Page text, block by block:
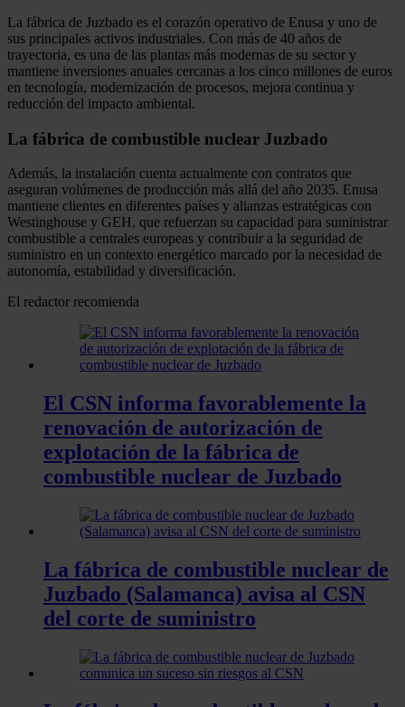
La fábrica de Juzbado es el corazón operativo de Enusa y uno de
sus principales activos industriales. Con más de 40 años de
trayectoria, es una de las plantas más modernas de su sector y
mantiene inversiones anuales cercanas a los cinco millones de euros
en tecnología, modernización de procesos, mejora continua y
reducción del impacto ambiental.
La fábrica de combustible nuclear Juzbado
Además, la instalación cuenta actualmente con contratos que
aseguran volúmenes de producción más allá del año 2035. Enusa
mantiene clientes en diferentes países y alianzas estratégicas con
Westinghouse y GEH, que refuerzan su capacidad para suministrar
combustible a centrales europeas y contribuir a la seguridad de
suministro en un contexto energético marcado por la necesidad de
autonomía, estabilidad y diversificación.
El redactor recomienda
El CSN informa favorablemente la
renovación de autorización de
explotación de la fábrica de
combustible nuclear de Juzbado
La fábrica de combustible nuclear de
Juzbado (Salamanca) avisa al CSN
del corte de suministro